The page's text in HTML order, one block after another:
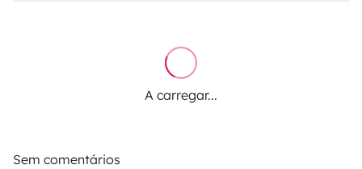
A carregar...
Sem comentários